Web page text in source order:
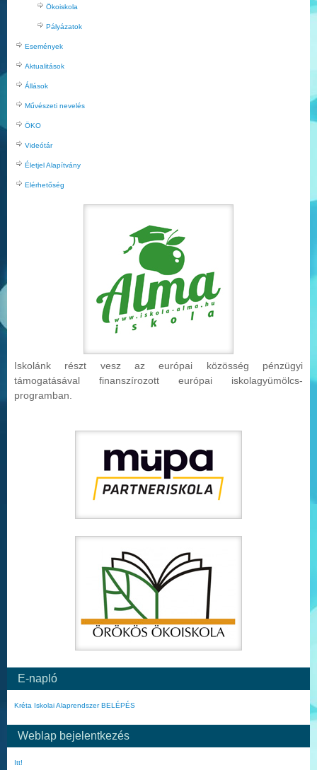
Ökoiskola
Pályázatok
Események
Aktualitások
Állások
Művészeti nevelés
ÖKO
Videótár
Életjel Alapítvány
Elérhetőség
Iskolánk részt vesz az európai közösség pénzügyi
támogatásával finanszírozott európai iskolagyümölcs-
programban.
E-napló
Kréta Iskolai Alaprendszer BELÉPÉS
Weblap bejelentkezés
Itt!